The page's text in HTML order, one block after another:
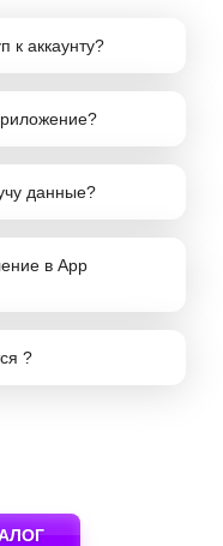
к аккаунту?
данные?
в App
?